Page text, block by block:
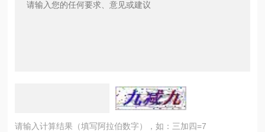
请输入计算结果（填写阿拉伯数字），如：三加四=7